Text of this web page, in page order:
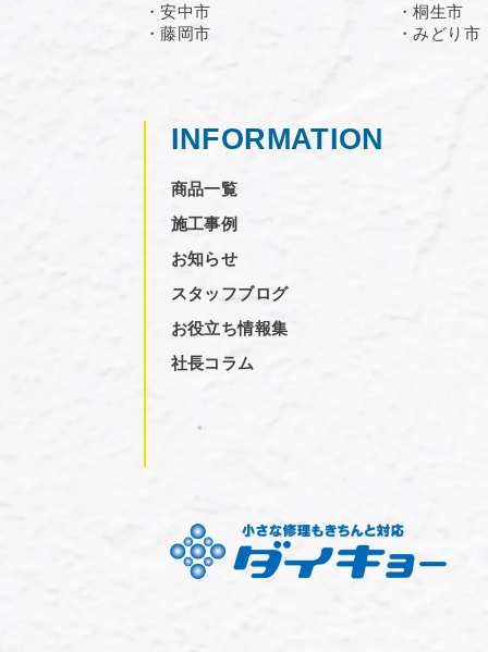
・安中市
・藤岡市
・桐生市
・みどり市
INFORMATION
商品一覧
施工事例
お知らせ
スタッフブログ
お役立ち情報集
社長コラム